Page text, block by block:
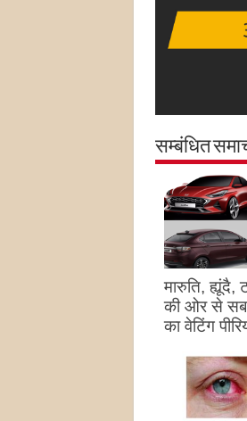
सम्बंधित
मारुति, ह्यूंदै,
की ओर से सब
का वेटिंग